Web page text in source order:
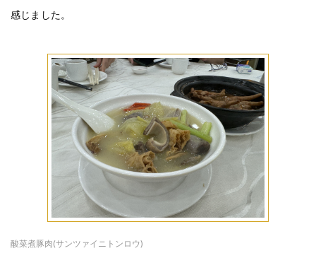
感じました。
酸菜煮豚肉(サンツァイニトンロウ)